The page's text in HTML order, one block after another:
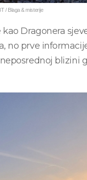
/ Blaga & misterije
Dragonera
no prve
blizini